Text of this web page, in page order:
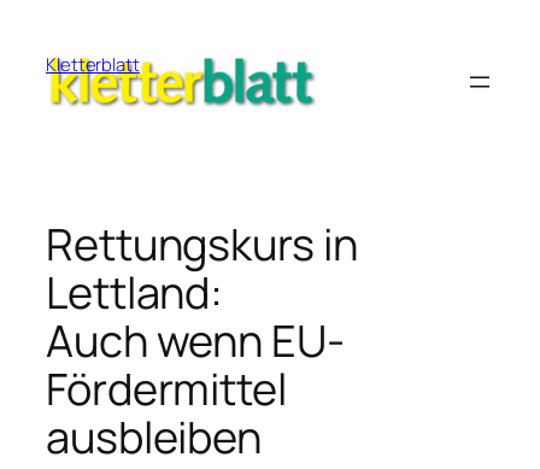
Inhalt
springen
Kletterblatt
Rettungskurs in
Lettland:
Auch wenn EU-
Fördermittel
ausbleiben